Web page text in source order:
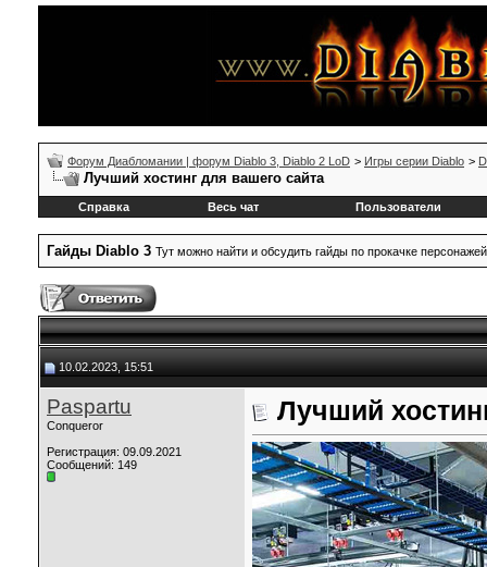
Форум Диабломании | форум Diablo 3, Diablo 2 LoD > Игры серии Diablo >
Лучший хостинг для вашего сайта
Справка Весь чат Пользователи
Гайды Diablo 3 Тут можно найти и обсудить гайды по прокачке
10.02.2023, 15:51
Paspartu
Conqueror
Регистрация: 09.09.2021
Сообщений: 149
Лучший